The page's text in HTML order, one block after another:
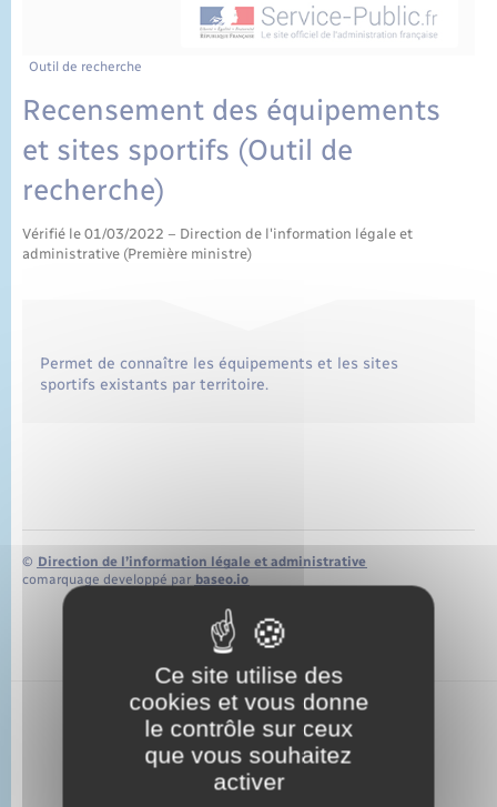
Outil de recherche
Recensement des équipements
et sites sportifs (Outil de
recherche)
Vérifié le 01/03/2022 – Direction de l'information légale et
administrative (Première ministre)
Permet de connaître les équipements et les sites
sportifs existants par territoire.
© Direction de l’information légale et administrative
comarquage developpé par baseo.io
Ce site utilise des
cookies et vous donne
le contrôle sur ceux
que vous souhaitez
activer